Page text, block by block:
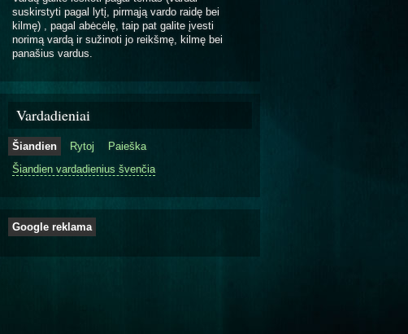
suskirstyti pagal lytį, pirmąją vardo raidę bei
kilmę) , pagal abėcėlę, taip pat galite įvesti
norimą vardą ir sužinoti jo reikšmę, kilmę bei
panašius vardus.
Vardadieniai
Šiandien Rytoj
Paieška
Šiandien vardadienius švenčia
Google reklama